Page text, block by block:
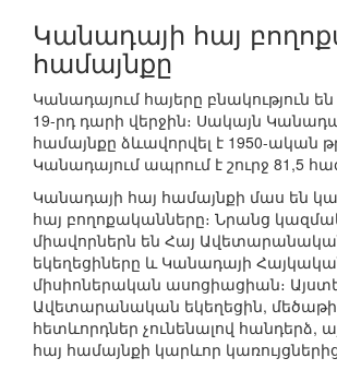
Կանադայի հայ
համայնքը
Կանադայում հայերը բնակություն
19-րդ դարի վերջին։ Սակայն
համայնքը ձևավորվել է 1950-ական
Կանադայում ապրում է շուրջ 81,5
Կանադայի հայ համայնքի մաս են
հայ բողոքականները։ Նրանց
միավորներն են Հայ
եկեղեցիները և Կանադայի
միսիոներական ասոցիացիան։
Ավետարանական եկեղեցին,
հետևորդներ չունենալով հանդերձ,
հայ համայնքի կարևոր կառույցներից